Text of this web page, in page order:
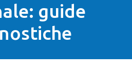
guide